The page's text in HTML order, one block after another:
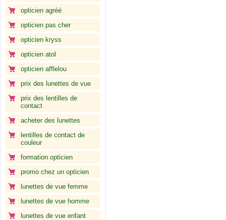
opticien agréé
opticien pas cher
opticien kryss
opticien atol
opticien afflelou
prix des lunettes de vue
prix des lentilles de
contact
acheter des lunettes
lentilles de contact de
couleur
formation opticien
promo chez un opticien
lunettes de vue femme
lunettes de vue homme
lunettes de vue enfant